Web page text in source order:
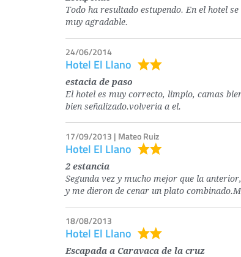
Todo ha resultado estupendo. En el hotel
muy agradable.
24/06/2014
Hotel El Llano
estacia de paso
El hotel es muy correcto, limpio, camas
bien señalizado.volveria a el.
17/09/2013 | Mateo Ruiz
Hotel El Llano
2 estancia
Segunda vez y mucho mejor que la
y me dieron de cenar un plato
18/08/2013
Hotel El Llano
Escapada a Caravaca de la cruz